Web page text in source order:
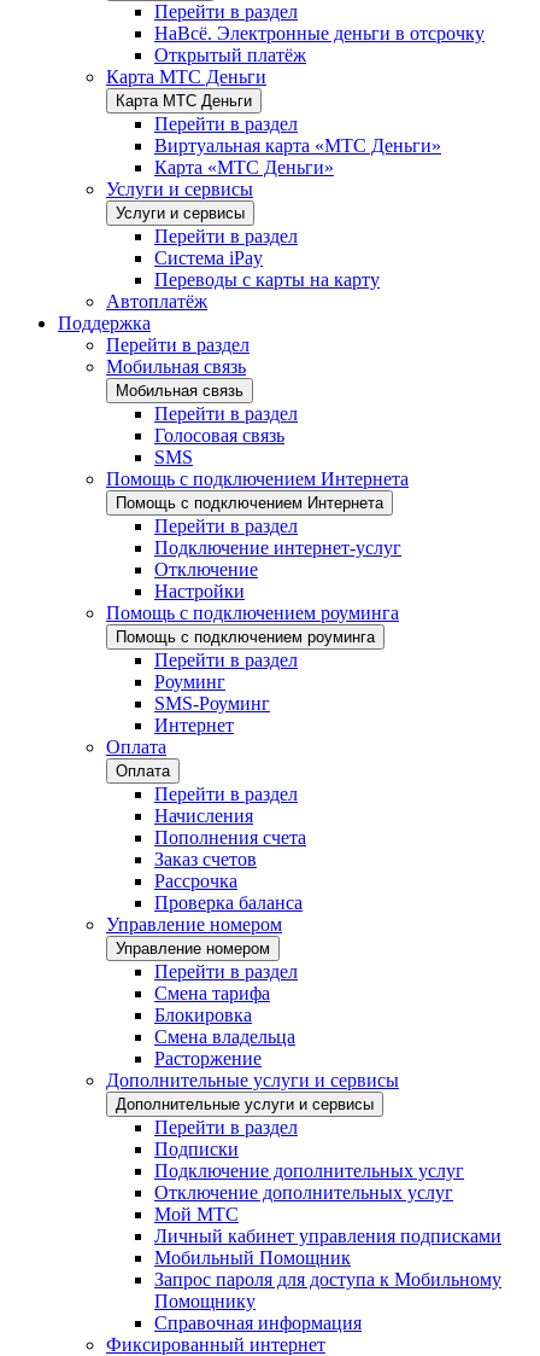
Перейти в раздел
НаВсё. Электронные деньги в отсрочку
Открытый платёж
Карта МТС Деньги
Карта МТС Деньги
Перейти в раздел
Виртуальная карта «МТС Деньги»
Карта «МТС Деньги»
Услуги и сервисы
Услуги и сервисы
Перейти в раздел
Система iPay
Переводы с карты на карту
Автоплатёж
Поддержка
Перейти в раздел
Мобильная связь
Мобильная связь
Перейти в раздел
Голосовая связь
SMS
Помощь с подключением Интернета
Помощь с подключением Интернета
Перейти в раздел
Подключение интернет-услуг
Отключение
Настройки
Помощь с подключением роуминга
Помощь с подключением роуминга
Перейти в раздел
Роуминг
SMS-Роуминг
Интернет
Оплата
Оплата
Перейти в раздел
Начисления
Пополнения счета
Заказ счетов
Рассрочка
Проверка баланса
Управление номером
Управление номером
Перейти в раздел
Смена тарифа
Блокировка
Смена владельца
Расторжение
Дополнительные услуги и сервисы
Дополнительные услуги и сервисы
Перейти в раздел
Подписки
Подключение дополнительных услуг
Отключение дополнительных услуг
Мой МТС
Личный кабинет управления подписками
Мобильный Помощник
Запрос пароля для доступа к Мобильному
Помощнику
Справочная информация
Фиксированный интернет